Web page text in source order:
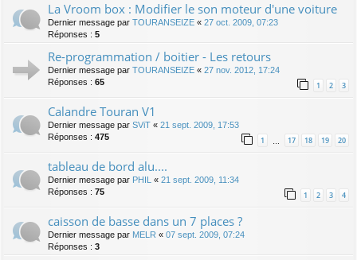
La Vroom box : Modifier le son moteur d'une voiture
Dernier message par TOURANSEIZE « 27 oct. 2009, 07:23
Réponses : 5
Re-programmation / boitier - Les retours
Dernier message par TOURANSEIZE « 27 nov. 2012, 17:24
Réponses : 65 1 2 3
Calandre Touran V1
Dernier message par SViT « 21 sept. 2009, 17:53
Réponses : 475 1 … 17 18 19 20
tableau de bord alu....
Dernier message par PHIL « 21 sept. 2009, 11:34
Réponses : 75 1 2 3 4
caisson de basse dans un 7 places ?
Dernier message par MELR « 07 sept. 2009, 07:24
Réponses : 3